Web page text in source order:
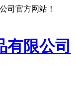
司官方网站！